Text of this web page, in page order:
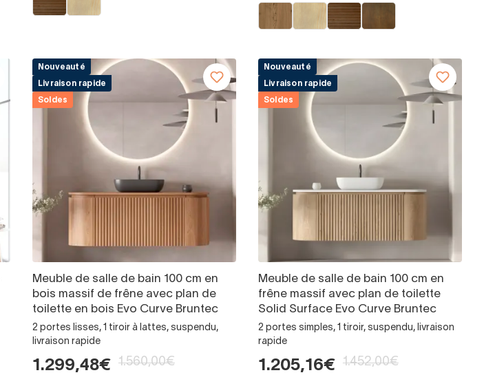
Nouveauté
Livraison rapide
Soldes
Meuble de salle de bain 100 cm en
bois massif de frêne avec plan de
toilette en bois Evo Curve Bruntec
2 portes lisses, 1 tiroir à lattes, suspendu,
livraison rapide
1.299,48€ 1.560,00€
Nouveauté
Livraison rapide
Soldes
Meuble de salle de bain 100 cm en
frêne massif avec plan de toilette
Solid Surface Evo Curve Bruntec
2 portes simples, 1 tiroir, suspendu, livraison
rapide
1.205,16€ 1.452,00€